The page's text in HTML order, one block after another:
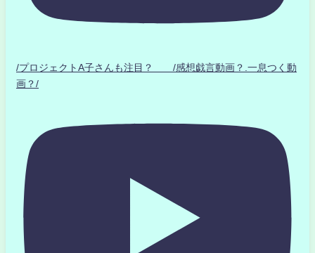
/プロジェクトA子さんも注目？ /感想戯言動画？.一息つく動
画？/